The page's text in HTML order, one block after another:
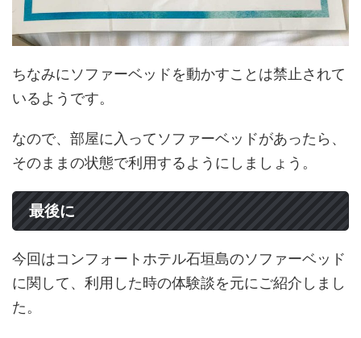
ちなみにソファーベッドを動かすことは禁止されて
いるようです。
なので、部屋に入ってソファーベッドがあったら、
そのままの状態で利用するようにしましょう。
最後に
今回はコンフォートホテル石垣島のソファーベッド
に関して、利用した時の体験談を元にご紹介しまし
た。